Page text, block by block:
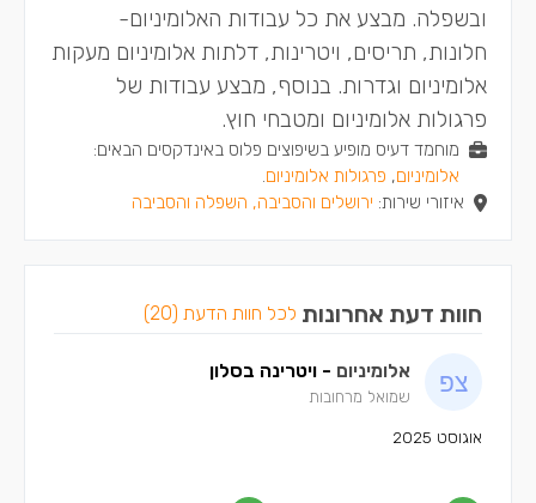
ובשפלה. מבצע את כל עבודות האלומיניום-
חלונות, תריסים, ויטרינות, דלתות אלומיניום מעקות
אלומיניום וגדרות. בנוסף, מבצע עבודות של
פרגולות אלומיניום ומטבחי חוץ.
מוחמד דעיס מופיע בשיפוצים פלוס באינדקסים הבאים:
אלומיניום, פרגולות אלומיניום.
איזורי שירות: ירושלים והסביבה, השפלה והסביבה
חוות דעת אחרונות לכל חוות הדעת (20)
אלומיניום - ויטרינה בסלון
שמואל מרחובות
אוגוסט 2025